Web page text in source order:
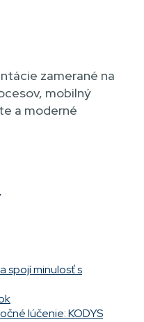
zamerané na
mobilný
a moderné
spojí minulosť s
lúčenie: KODYS